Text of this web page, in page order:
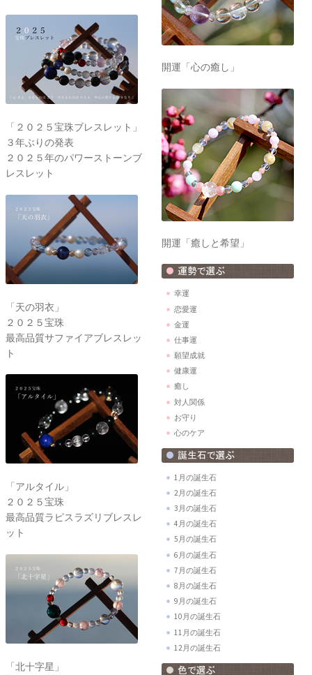
「２０２５宝珠ブレスレット」
３年ぶりの発表
２０２５年のパワーストーンブ
レスレット
「天の羽衣」
２０２５宝珠
最高品質サファイアブレスレッ
ト
「アルタイル」
２０２５宝珠
最高品質ラピスラズリブレスレ
ット
「北十字星」
開運「心の癒し」
開運「癒しと希望」
幸運
恋愛運
金運
仕事運
願望成就
健康運
癒し
対人関係
お守り
心のケア
1月の誕生石
2月の誕生石
3月の誕生石
4月の誕生石
5月の誕生石
6月の誕生石
7月の誕生石
8月の誕生石
9月の誕生石
10月の誕生石
11月の誕生石
12月の誕生石